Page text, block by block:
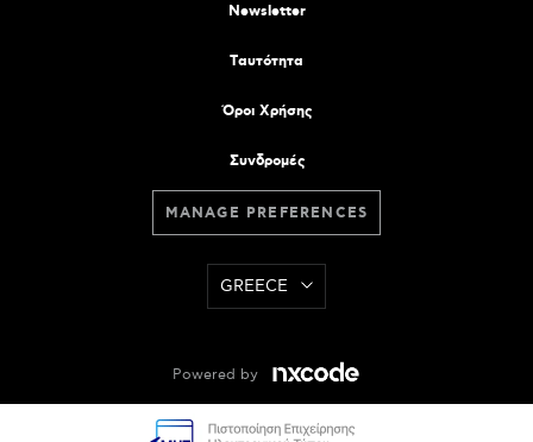
Newsletter
Tαυτότητα
Όροι Χρήσης
Συνδρομές
MANAGE PREFERENCES
GREECE
Powered by